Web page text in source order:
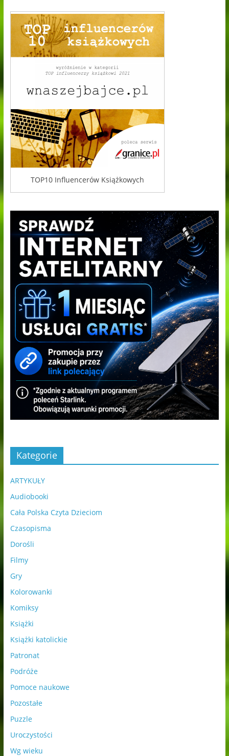
TOP10 Influencerów Książkowych
Kategorie
ARTYKUŁY
Audiobooki
Cała Polska Czyta Dzieciom
Czasopisma
Dorośli
Filmy
Gry
Kolorowanki
Komiksy
Książki
Książki katolickie
Patronat
Podróże
Pomoce naukowe
Pozostałe
Puzzle
Uroczystości
Wg wieku